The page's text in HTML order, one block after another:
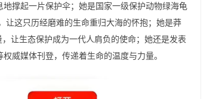
撑起一片保护伞；她是国家一级保护动物绿海龟
让这只历经磨难的生命重归大海的怀抱；她是莽
让生态保护成为一代人肩负的使命；她还是发表
威媒体刊登，传递着生命的温度与力量。